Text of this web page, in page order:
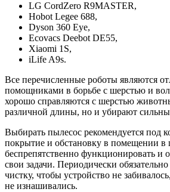
LG CordZero R9MASTER,
Hobot Legee 688,
Dyson 360 Eye,
Ecovacs Deebot DE55,
Xiaomi 1S,
iLife A9s.
Все перечисленные роботы являются
помощниками в борьбе с шерстью и
хорошо справляются с шерстью
различной длины, но и убирают
Выбирать пылесос рекомендуется под
покрытие и обстановку в помещении в
беспрепятственно функционировать и
свои задачи. Периодически
чистку, чтобы устройство не
не изнашивались.